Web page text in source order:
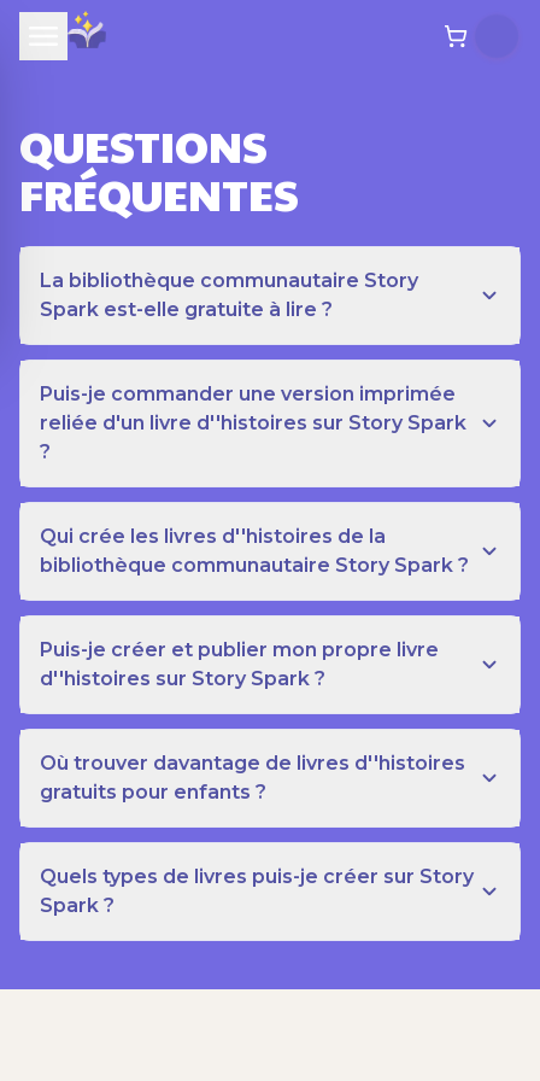
QUESTIONS
FRÉQUENTES
La bibliothèque communautaire Story
Spark est-elle gratuite à lire ?
Puis-je commander une version imprimée
reliée d'un livre d''histoires sur Story Spark
?
Qui crée les livres d''histoires de la
bibliothèque communautaire Story Spark ?
Puis-je créer et publier mon propre livre
d''histoires sur Story Spark ?
Où trouver davantage de livres d''histoires
gratuits pour enfants ?
Quels types de livres puis-je créer sur Story
Spark ?